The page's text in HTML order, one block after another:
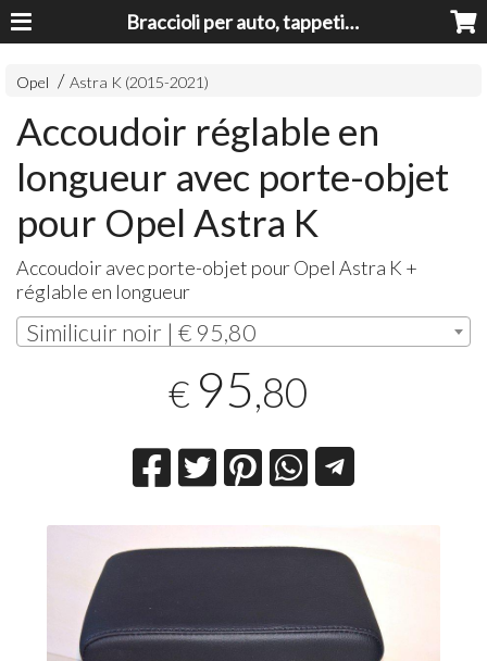
Braccioli per auto, tappeti auto, accessori auto MADE IN ITALY - Armrests, Mittelarmlehnen, Accoundoirs
Opel Astra K (2015-2021)
Accoudoir réglable en
longueur avec porte-objet
pour Opel Astra K
Accoudoir avec porte-objet pour Opel Astra K +
réglable en longueur
Similicuir noir | € 95,80
€ 95,80